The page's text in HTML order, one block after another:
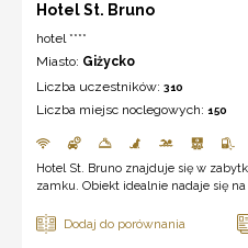
Hotel St. Bruno
hotel ****
Miasto: Giżycko
Liczba uczestników: 310
Liczba miejsc noclegowych: 150
Hotel St. Bruno znajduje się w
zamku. Obiekt idealnie nadaje się